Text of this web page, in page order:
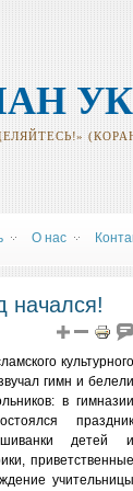
О нас
начался!
культурного
гимн и белели
в гимназии
праздник
детей и
приветственные
учительницы